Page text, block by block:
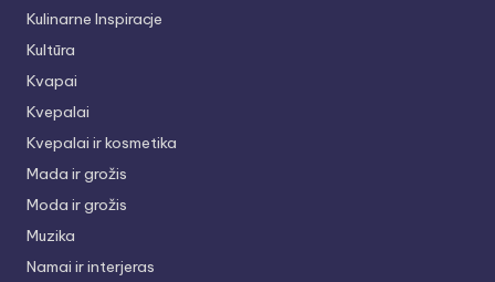
Kulinarne Inspiracje
Kultūra
Kvapai
Kvepalai
Kvepalai ir kosmetika
Mada ir grožis
Moda ir grožis
Muzika
Namai ir interjeras